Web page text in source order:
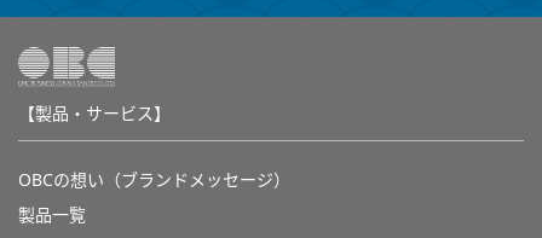
【製品・サービス】
OBCの想い（ブランドメッセージ）
製品一覧